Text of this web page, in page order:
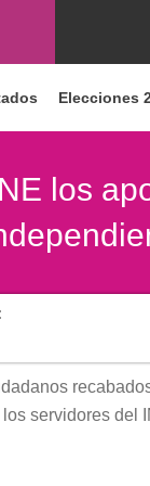
Elecciones
los
servidores del